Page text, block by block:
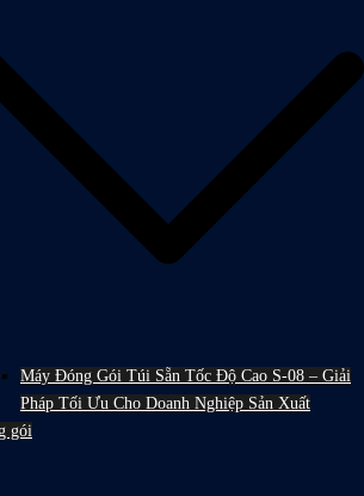
Máy Đóng Gói Túi Sẵn Tốc Độ Cao S-08 – Giải
Pháp Tối Ưu Cho Doanh Nghiệp Sản Xuất
gói